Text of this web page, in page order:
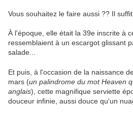
Vous souhaitez le faire aussi ?? Il suffit
À l'époque, elle était la 39e inscrite à
ressemblaient à un escargot glissant
salade...
Et puis, à l'occasion de la naissance
mars (un palindrome du mot Heaven
anglais), cette magnifique serviette
douceur infinie, aussi douce qu'un